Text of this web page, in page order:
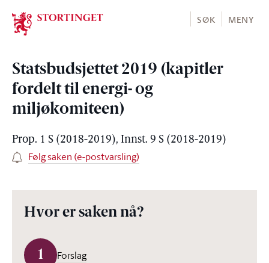
Stortinget.no
SØK MENY
Statsbudsjettet 2019 (kapitler
fordelt til energi- og
miljøkomiteen)
Prop. 1 S (2018-2019), Innst. 9 S (2018-2019)
Følg saken (e-postvarsling)
Hvor er saken nå?
1 Forslag